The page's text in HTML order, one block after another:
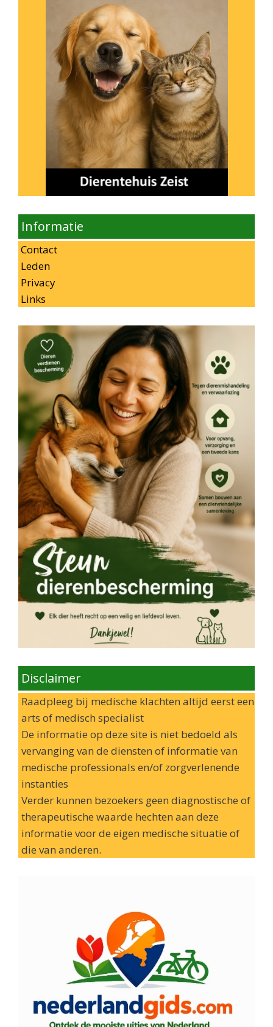
Informatie
Contact
Leden
Privacy
Links
Disclaimer
Raadpleeg bij medische klachten altijd eerst een
arts of medisch specialist
De informatie op deze site is niet bedoeld als
vervanging van de diensten of informatie van
medische professionals en/of zorgverlenende
instanties
Verder kunnen bezoekers geen diagnostische of
therapeutische waarde hechten aan deze
informatie voor de eigen medische situatie of
die van anderen.